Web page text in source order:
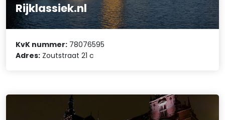
Rijklassiek.nl
KvK nummer: 78076595
Adres: Zoutstraat 21 c